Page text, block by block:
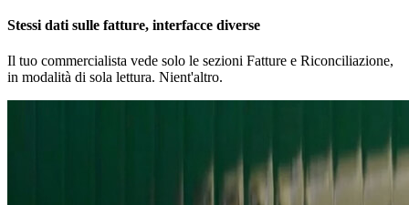
Stessi dati sulle fatture, interfacce diverse
Il tuo commercialista vede solo le sezioni Fatture e Riconciliazione,
in modalità di sola lettura. Nient'altro.